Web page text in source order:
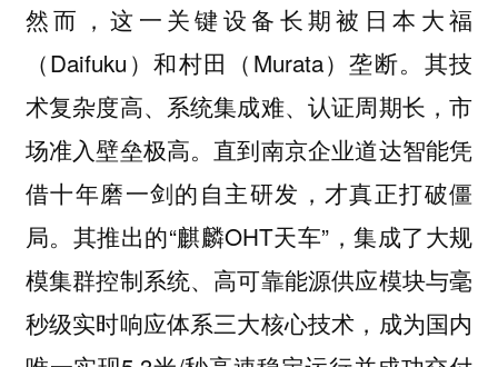
然而，这一关键设备长期被日本大福
（Daifuku）和村田（Murata）垄断。其技
术复杂度高、系统集成难、认证周期长，市
场准入壁垒极高。直到南京企业道达智能凭
借十年磨一剑的自主研发，才真正打破僵
局。其推出的“麒麟OHT天车”，集成了大规
模集群控制系统、高可靠能源供应模块与毫
秒级实时响应体系三大核心技术，成为国内